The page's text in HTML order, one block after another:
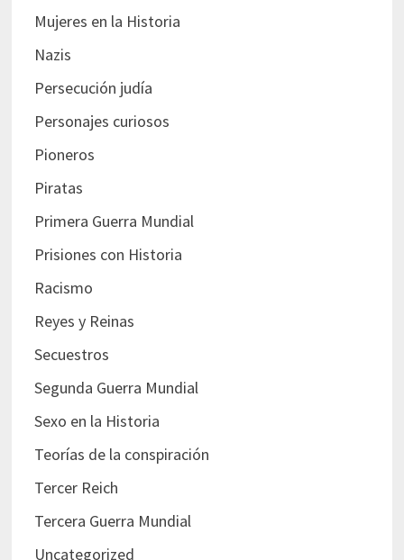
Mujeres en la Historia
Nazis
Persecución judía
Personajes curiosos
Pioneros
Piratas
Primera Guerra Mundial
Prisiones con Historia
Racismo
Reyes y Reinas
Secuestros
Segunda Guerra Mundial
Sexo en la Historia
Teorías de la conspiración
Tercer Reich
Tercera Guerra Mundial
Uncategorized